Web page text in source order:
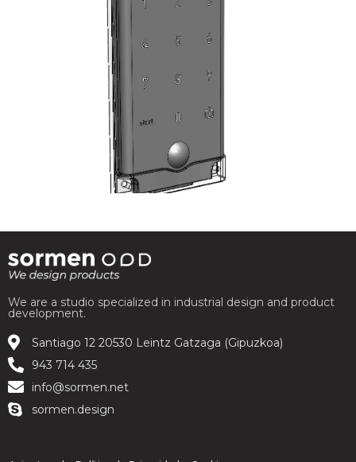
We are a studio specialized in industrial design and product
development.
Santiago 12 20530 Leintz Gatzaga (Gipuzkoa)
943 714 435
info@sormen.net
sormen.design